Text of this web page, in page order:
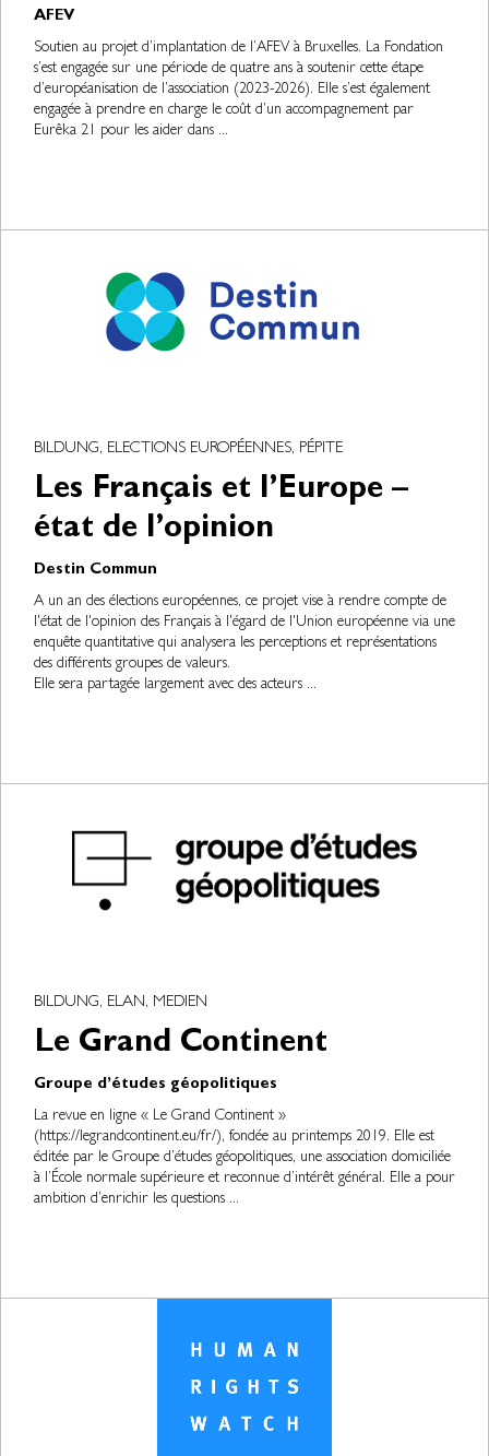
AFEV
Soutien au projet d’implantation de l’AFEV à Bruxelles. La Fondation
s’est engagée sur une période de quatre ans à soutenir cette étape
d’européanisation de l’association (2023-2026). Elle s’est également
engagée à prendre en charge le coût d’un accompagnement par
Eurêka 21 pour les aider dans ...
BILDUNG, ELECTIONS EUROPÉENNES, PÉPITE
Les Français et l’Europe –
état de l’opinion
Destin Commun
A un an des élections européennes, ce projet vise à rendre compte de
l'état de l'opinion des Français à l'égard de l'Union européenne via une
enquête quantitative qui analysera les perceptions et représentations
des différents groupes de valeurs.
Elle sera partagée largement avec des acteurs ...
BILDUNG, ELAN, MEDIEN
Le Grand Continent
Groupe d’études géopolitiques
La revue en ligne « Le Grand Continent »
(https://legrandcontinent.eu/fr/), fondée au printemps 2019. Elle est
éditée par le Groupe d’études géopolitiques, une association domiciliée
à l’École normale supérieure et reconnue d’intérêt général. Elle a pour
ambition d’enrichir les questions ...